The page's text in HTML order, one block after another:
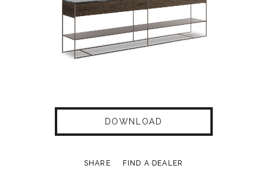
DOWNLOAD
SHARE FIND A DEALER